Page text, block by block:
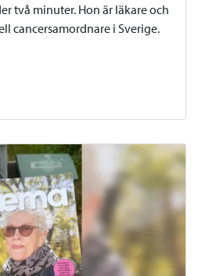
två minuter. Hon är läkare och
cancersamordnare i Sverige.